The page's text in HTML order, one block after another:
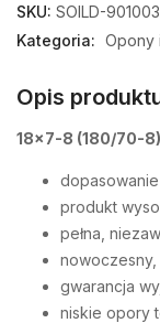
SKU: SOILD-901003
Kategoria: Opony
Opis
18×7-8 (180/70-8)
produkt
pełna,
nowoczesny,
gwarancja
niskie opory